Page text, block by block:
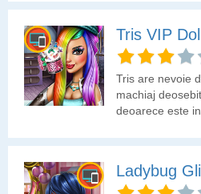
aparea in
Tris VIP
Tris are nevoie
machiaj deosebit
deoarece este
Ladybug